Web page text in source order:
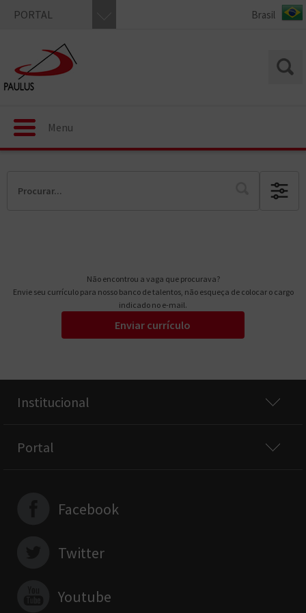
PORTAL
Menu
Não encontrou a vaga que procurava?
Envie seu currículo para nosso banco de talentos, não esqueça de colocar o cargo
indicado no e-mail.
Enviar currículo
Institucional
Portal
Facebook
Twitter
Youtube